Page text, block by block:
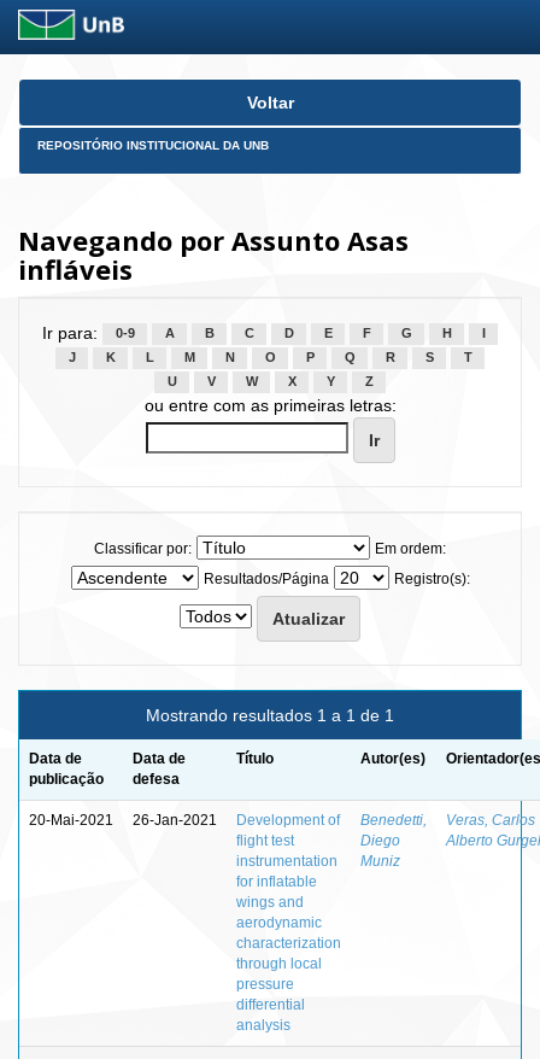
Skip
Voltar
REPOSITÓRIO INSTITUCIONAL DA UNB
Navegando por Assunto Asas
infláveis
Ir para: 0-9 A B C D E F G H
J
K L M N O P Q R S
T
U
V W X Y Z
ou entre com as primeiras letras:
Classificar por:
Em ordem:
Resultados/Página
Registro(s):
Mostrando resultados 1 a 1 de 1
Data de
publicação
Data de
defesa
Título Autor(es)
20-Mai-2021 26-Jan-2021
Development of
flight test
instrumentation
for inflatable
wings and
aerodynamic
characterization
through local
pressure
differential
analysis
Benedetti,
Diego
Muniz
Veras, Carlos
Alberto Gurgel